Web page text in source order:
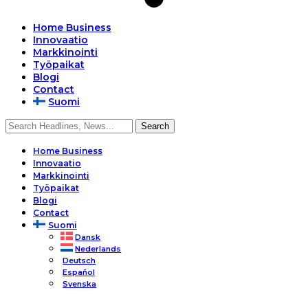
Home Business
Innovaatio
Markkinointi
Työpaikat
Blogi
Contact
Suomi
Home Business
Innovaatio
Markkinointi
Työpaikat
Blogi
Contact
Suomi
Dansk
Nederlands
Deutsch
Español
Svenska